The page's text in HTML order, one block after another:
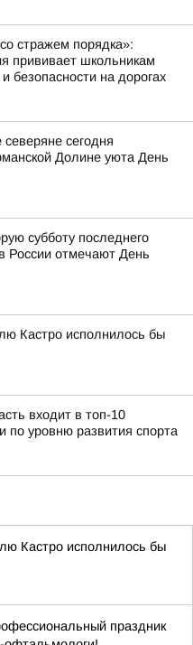
стражем порядка»:
прививает школьникам
безопасности на дорогах
сегодня
Долине уюта День
субботу последнего
России отмечают День
Кастро исполнилось бы
входит в топ-10
по уровню развития спорта
Кастро исполнилось бы
праздник